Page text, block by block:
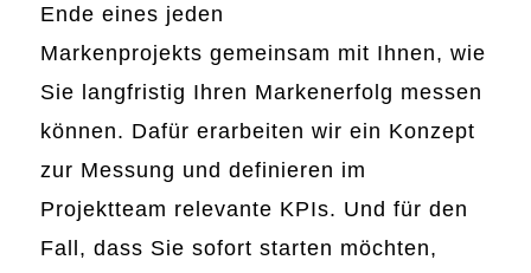
Ende eines jeden
Markenprojekts gemeinsam mit Ihnen, wie
Sie langfristig Ihren Markenerfolg messen
können. Dafür erarbeiten wir ein Konzept
zur Messung und definieren im
Projektteam relevante KPIs. Und für den
Fall, dass Sie sofort starten möchten,